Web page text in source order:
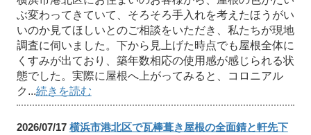
ぶ変わってきていて、そろそろ手入れを考えたほうがい
いのか見てほしいとのご相談をいただき、私たちが現地
調査に伺いました。下から見上げた時点でも屋根全体に
くすみが出ており、築年数相応の使用感が感じられる状
態でした。実際に屋根へ上がってみると、コロニアル
ク...続きを読む
2026/07/17 横浜市港北区で瓦棒葺き屋根の全面錆と軒先下